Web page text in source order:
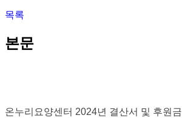
목록
본문
온누리요양센터 2024년 결산서 및 후원금